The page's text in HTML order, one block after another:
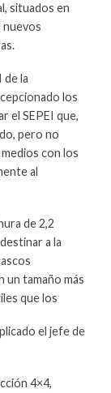
situados en
nuevos
de la
los
el SEPEI que,
pero no
con los
al
de 2,2
a la
un tamaño más
que los
el jefe de
4×4,